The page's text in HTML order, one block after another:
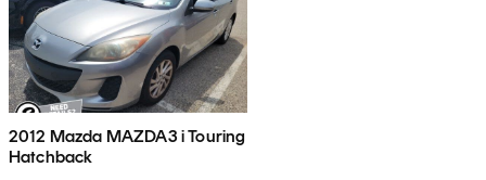
2012 Mazda MAZDA3 i Touring
Hatchback